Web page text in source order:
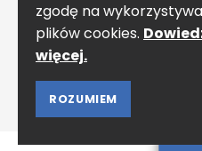
zgodę na
plików cookies.
więcej.
ROZUMIEM